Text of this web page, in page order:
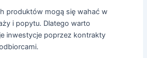
produktów mogą się wahać w
i popytu. Dlatego warto
inwestycje poprzez kontrakty